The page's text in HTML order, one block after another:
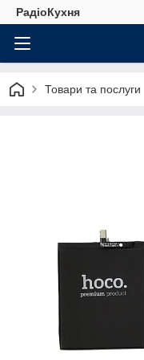
РадіоКухня
Товари та послуги